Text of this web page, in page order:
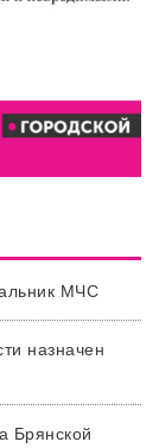
МЧС
назначен
Брянской